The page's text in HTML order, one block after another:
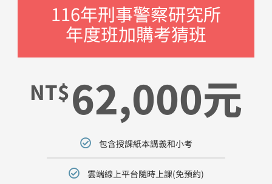
116年刑事警察研究所
年度班​加購考猜班
NT$62,000元
包含授課紙本講義和小考
雲端線上平台隨時上課(免預約)